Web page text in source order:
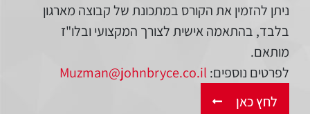
ניתן להזמין את הקורס במתכונת של קבוצה מארגון
בלבד, בהתאמה אישית לצורך המקצועי ובלו"ז
מותאם.
לפרטים נוספים: Muzman@johnbryce.co.il
לחץ כאן